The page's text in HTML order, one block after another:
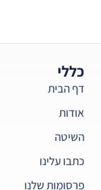
כללי
דף הבית
אודות
השיטה
כתבו עלינו
פרסומות שלנו